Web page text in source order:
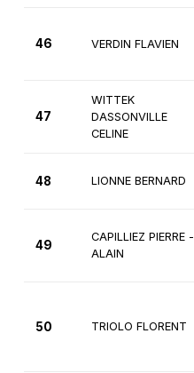
46 VERDIN FLAVIEN
47
WITTEK
DASSONVILLE
CELINE
48 LIONNE BERNARD
49
CAPILLIEZ PIERRE -
ALAIN
50 TRIOLO FLORENT